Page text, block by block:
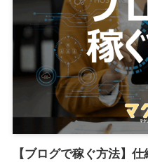
【ブログで稼ぐ方法】